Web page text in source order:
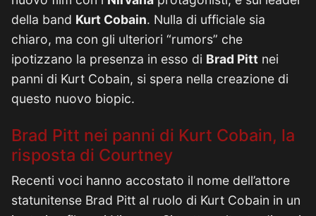
della band Kurt Cobain. Nulla di ufficiale sia
chiaro, ma con gli ulteriori “rumors” che
ipotizzano la presenza in esso di Brad Pitt nei
panni di Kurt Cobain, si spera nella creazione di
questo nuovo biopic.
Brad Pitt nei panni di Kurt Cobain, la
risposta di Courtney
Recenti voci hanno accostato il nome dell’attore
statunitense Brad Pitt al ruolo di Kurt Cobain in un